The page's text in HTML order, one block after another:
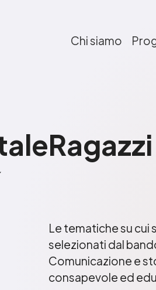
Chi siamo
Le tematiche su cui
selezionati dal
Comunicazione e
consapevole ed